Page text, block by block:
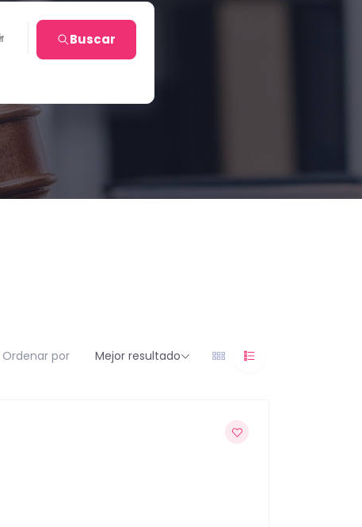
Buscar
Ordenar por Mejor resultado